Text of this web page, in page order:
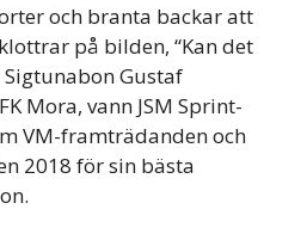
och branta backar att
på bilden, “Kan det
Gustaf
Mora, vann JSM Sprint-
VM-framträdanden och
2018 för sin bästa